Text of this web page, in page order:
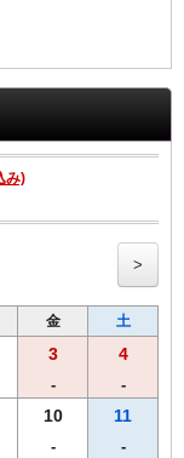
させて頂きます。
歯ブラシ、カミソリ
なります。
レゼント。
いただけます。
すのでご了承下さ
他のプランにてご予
み)
>
金 土
3
-
4
-
10
-
11
-